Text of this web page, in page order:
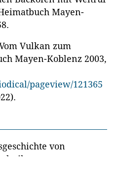
Mayen-
Vulkan zum
Mayen-Koblenz 2003,
pageview/121365
von
unter